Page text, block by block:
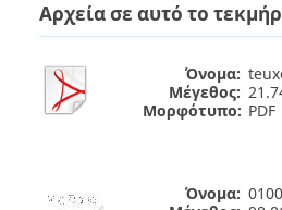
Αρχεία σε αυτό το
Όνομα:
Μέγεθος:
Μορφότυπο: PDF
Όνομα: